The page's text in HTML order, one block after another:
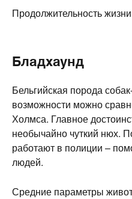
Продолжительность
Бладхаунд
Бельгийская порода
возможности можно
Холмса. Главное
необычайно чуткий нюх.
работают в полиции –
людей.
Средние параметры